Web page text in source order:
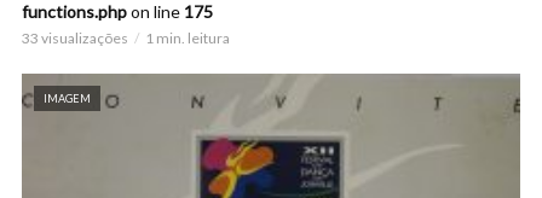
functions.phpon line 175
33 visualizações 1 min. leitura
IMAGEM